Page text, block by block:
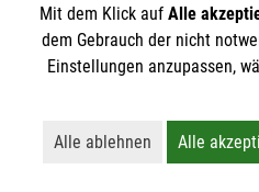
BIC: GENODE610G1
Volksbank eG. Die
Zähringerstraße 13
79713 Bad Säckingen
Email:
Der Malteser Hilfsdienst e.V.
Gewerbesteuer befreit.
Mit dem Klick auf Alle
dem Gebrauch der nicht
Einstellungen anzupassen,
Alle ablehnen
Lehnt alle nicht-
Alle